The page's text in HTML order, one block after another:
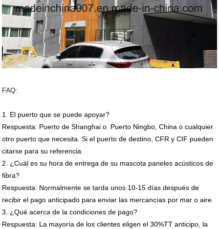
FAQ:
1. El puerto que se puede apoyar?
Respuesta: Puerto de Shanghai o Puerto Ningbo, China o cualquier
otro puerto que necesita. Si el puerto de destino, CFR y CIF pueden
citarse para su referencia.
2. ¿Cuál es su hora de entrega de su mascota paneles acústicos de
fibra?
Respuesta: Normalmente se tarda unos 10-15 días después de
recibir el pago anticipado para enviar las mercancías por mar o aire.
3. ¿Qué acerca de la condiciones de pago?
Respuesta: La mayoría de los clientes eligen el 30%TT anticipo, la